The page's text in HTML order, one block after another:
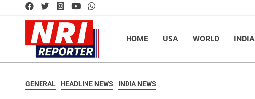
HOME USA WORLD INDIA
GENERAL HEADLINE NEWS INDIA NEWS